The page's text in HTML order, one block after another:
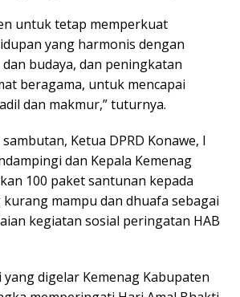
untuk tetap memperkuat
yang harmonis dengan
budaya, dan peningkatan
beragama, untuk mencapai
dan makmur,” tuturnya.
Ketua DPRD Konawe, I
dan Kepala Kemenag
100 paket santunan kepada
kurang mampu dan dhuafa sebagai
kegiatan sosial peringatan HAB
digelar Kemenag Kabupaten